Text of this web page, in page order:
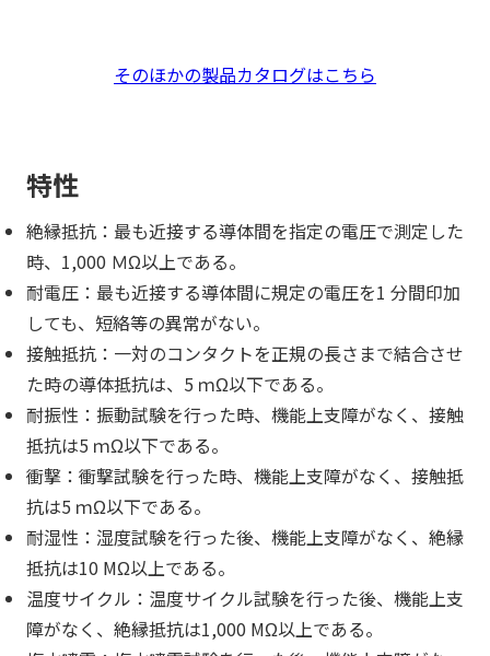
そのほかの製品カタログはこちら
特性
絶縁抵抗：最も近接する導体間を指定の電圧で測定した
時、1,000 ＭΩ以上である。
耐電圧：最も近接する導体間に規定の電圧を1 分間印加
しても、短絡等の異常がない。
接触抵抗：一対のコンタクトを正規の長さまで結合させ
た時の導体抵抗は、5 ｍΩ以下である。
耐振性：振動試験を行った時、機能上支障がなく、接触
抵抗は5 ｍΩ以下である。
衝撃：衝撃試験を行った時、機能上支障がなく、接触抵
抗は5 ｍΩ以下である。
耐湿性：湿度試験を行った後、機能上支障がなく、絶縁
抵抗は10 MΩ以上である。
温度サイクル：温度サイクル試験を行った後、機能上支
障がなく、絶縁抵抗は1,000 MΩ以上である。